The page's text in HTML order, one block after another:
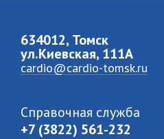
634012, Томск
ул.Киевская, 111A
cardio@cardio-tomsk.ru
Справочная служба
+7 (3822) 561-232